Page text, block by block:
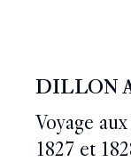
DILLON
Voyage
1827 et